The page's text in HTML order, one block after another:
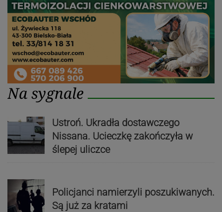
Na sygnale
Ustroń. Ukradła dostawczego
Nissana. Ucieczkę zakończyła w
ślepej uliczce
Policjanci namierzyli poszukiwanych.
Są już za kratami